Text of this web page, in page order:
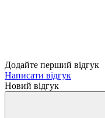
Додайте перший відгук
Написати відгук
Новий відгук